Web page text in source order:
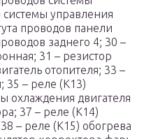
управления
проводов панели
заднего 4; 30 –
31 – резистор
отопителя; 33 –
35 – реле (К13)
охлаждения двигателя
37 – реле (К14)
– реле (К15) обогрева